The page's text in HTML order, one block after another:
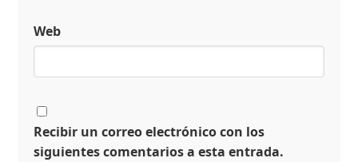
Web
Recibir un correo electrónico con los
siguientes comentarios a esta entrada.